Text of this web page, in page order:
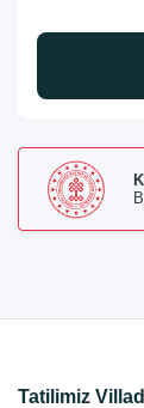
Tatilimiz